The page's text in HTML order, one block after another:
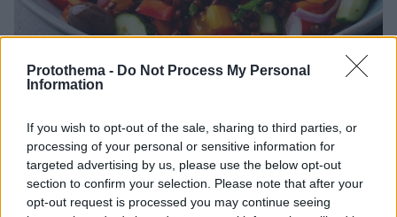
Protothema - Do Not Process My Personal
Information
If you wish to opt-out of the sale, sharing to third parties, or
processing of your personal or sensitive information for
targeted advertising by us, please use the below opt-out
section to confirm your selection. Please note that after your
opt-out request is processed you may continue seeing
Χορταστικά και ελαφρά σαλατογεύματα: Ένα πλήρες
μενού για όλο το Σαββατοκύριακο
Οι θερμοκρασίες είναι υψηλές, είμαστε
σε mood διακοπών και προτιμάμε ελαφρά γεύματα
που δεν θα μας βαρύνουν αλλά θα είναι χορταστικά.